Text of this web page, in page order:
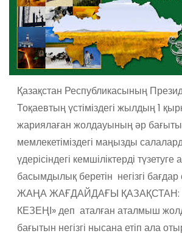
Қазақстан Республикасының
Тоқаевтың үстіміздегі жылдың 1
жариялаған жолдауының әр
мемлекетіміздегі маңызды
үдерісіндегі кемшіліктерді түзетуге
басымдылық беретін негізгі бағдар
ЖАҢА ЖАҒДАЙДАҒЫ
КЕЗЕҢІ» деп аталған аталмыш
бағытын негізгі нысана етіп ала